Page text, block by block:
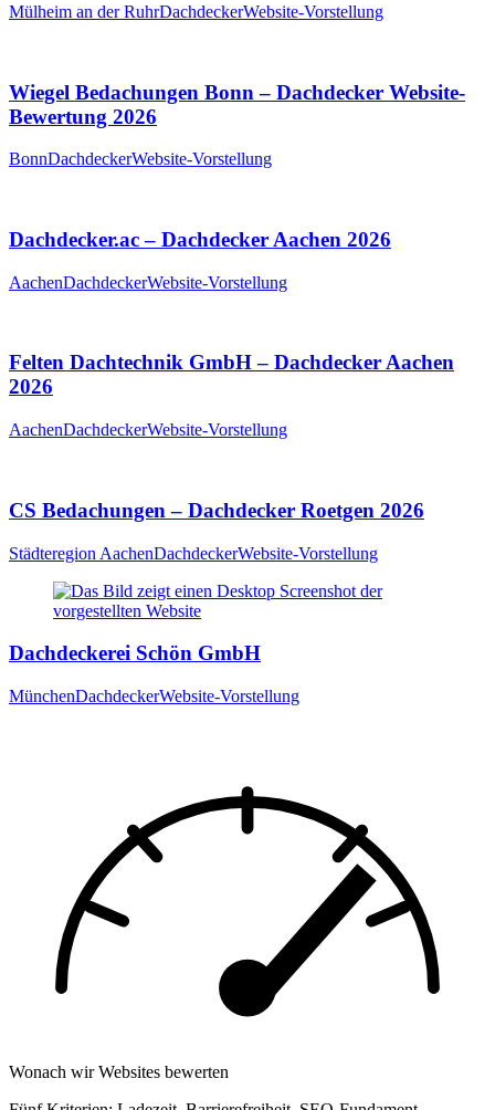
Mülheim an der RuhrDachdeckerWebsite-Vorstellung
Wiegel Bedachungen Bonn – Dachdecker Website-
Bewertung 2026
BonnDachdeckerWebsite-Vorstellung
Dachdecker.ac – Dachdecker Aachen 2026
AachenDachdeckerWebsite-Vorstellung
Felten Dachtechnik GmbH – Dachdecker Aachen
2026
AachenDachdeckerWebsite-Vorstellung
CS Bedachungen – Dachdecker Roetgen 2026
Städteregion AachenDachdeckerWebsite-Vorstellung
Dachdeckerei Schön GmbH
MünchenDachdeckerWebsite-Vorstellung
Wonach wir Websites bewerten